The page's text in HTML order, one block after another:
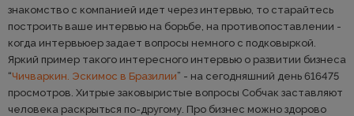
знакомство с компанией идет через интервью, то старайтесь
построить ваше интервью на борьбе, на противопоставлении -
когда интервьюер задает вопросы немного с подковыркой.
Яркий пример такого интересного интервью о развитии бизнеса
“Чичваркин. Эскимос в Бразилии” - на сегодняшний день 616475
просмотров. Хитрые заковыристые вопросы Собчак заставляют
человека раскрыться по-другому. Про бизнес можно здорово